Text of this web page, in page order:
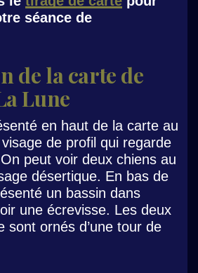
séance de
de la carte de
Lune
en haut de la carte au
de profil qui regarde
peut voir deux chiens au
désertique. En bas de
un bassin dans
une écrevisse. Les deux
sont ornés d’une tour de